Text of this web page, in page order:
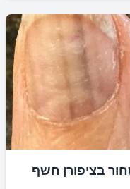
בציפורן חשף